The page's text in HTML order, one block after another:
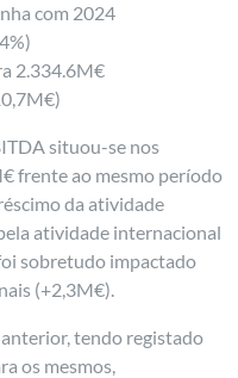
com 2024
2.334.6M€
situou-se nos
frente ao mesmo período
da atividade
atividade internacional
sobretudo impactado
(+2,3M€).
tendo registado
os mesmos,